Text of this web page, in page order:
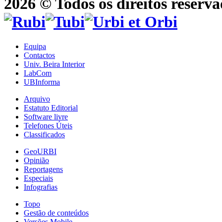
2026 © Todos os direitos
Equipa
Contactos
Univ. Beira Interior
LabCom
UBInforma
Arquivo
Estatuto Editorial
Software livre
Telefones Úteis
Classificados
GeoURBI
Opinião
Reportagens
Especiais
Infografias
Topo
Gestão de conteúdos